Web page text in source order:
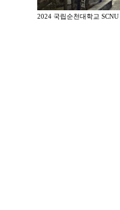
2024 국립순천대학교